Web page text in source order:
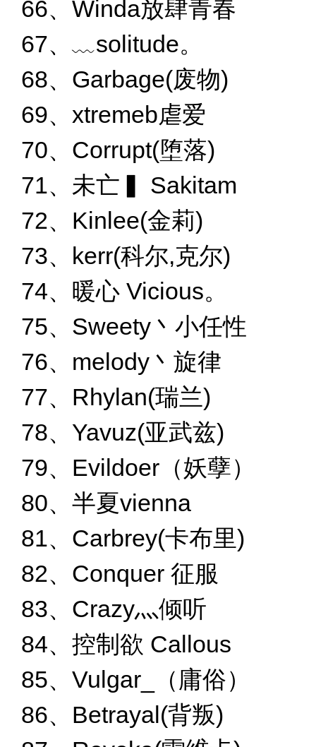
66、Winda放肆青春
67、﹏solitude。
68、Garbage(废物)
69、xtremeb虐爱
70、Corrupt(堕落)
71、未亡▍ Sakitam
72、Kinlee(金莉)
73、kerr(科尔,克尔)
74、暖心 Vicious。
75、Sweety丶小任性
76、melody丶旋律
77、Rhylan(瑞兰)
78、Yavuz(亚武兹)
79、Evildoer（妖孽）
80、半夏vienna
81、Carbrey(卡布里)
82、Conquer 征服
83、Crazy灬倾听
84、控制欲 Callous
85、Vulgar_（庸俗）
86、Betrayal(背叛)